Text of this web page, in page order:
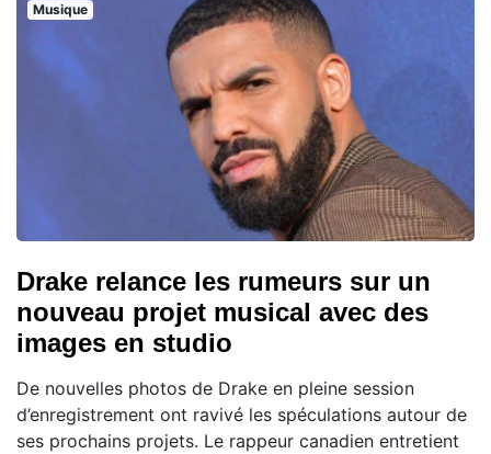
Musique
Drake relance les rumeurs sur un
nouveau projet musical avec des
images en studio
De nouvelles photos de Drake en pleine session
d’enregistrement ont ravivé les spéculations autour de
ses prochains projets. Le rappeur canadien entretient